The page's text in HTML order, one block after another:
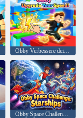
Obby Verbessere deine Geschwindigkeit!
Obby Space Challenge: Raumschiffe